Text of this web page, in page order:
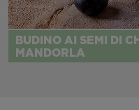
BUDINO AI SEMI DI
MANDORLA